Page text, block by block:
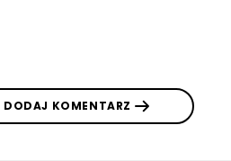
DODAJ KOMENTARZ